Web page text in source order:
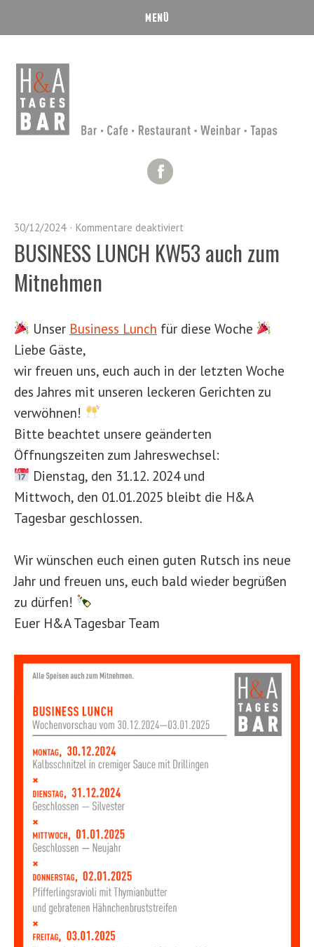
Facebook
30/12/2024 Kommentare deaktiviert
BUSINESS LUNCH KW53 auch zum
Mitnehmen
Unser Business Lunch für diese Woche
Liebe Gäste,
wir freuen uns, euch auch in der letzten Woche
des Jahres mit unseren leckeren Gerichten zu
verwöhnen!
Bitte beachtet unsere geänderten
Öffnungszeiten zum Jahreswechsel:
Dienstag, den 31.12. 2024 und
Mittwoch, den 01.01.2025 bleibt die H&A
Tagesbar geschlossen.
Wir wünschen euch einen guten Rutsch ins neue
Jahr und freuen uns, euch bald wieder begrüßen
zu dürfen!
Euer H&A Tagesbar Team